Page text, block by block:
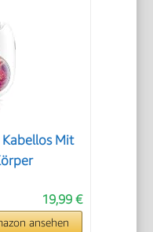
Kabellos Mit
19,99 €
ansehen